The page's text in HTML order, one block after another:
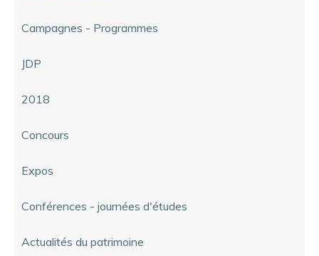
Campagnes - Programmes
JDP
2018
Concours
Expos
Conférences - journées d'études
Actualités du patrimoine